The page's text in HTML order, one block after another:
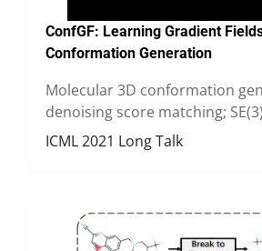
ConfGF: Learning Gradient
Conformation Generation
Molecular 3D conformation
denoising score matching;
ICML 2021 Long Talk